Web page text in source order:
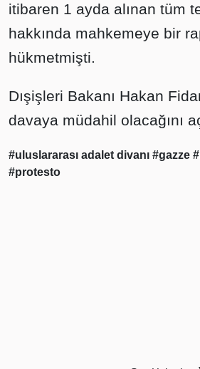
itibaren 1 ayda alınan tüm
hakkında mahkemeye bir
hükmetmişti.
Dışişleri Bakanı Hakan
davaya müdahil olacağını
#uluslararası adalet divanı #gazze
#protesto